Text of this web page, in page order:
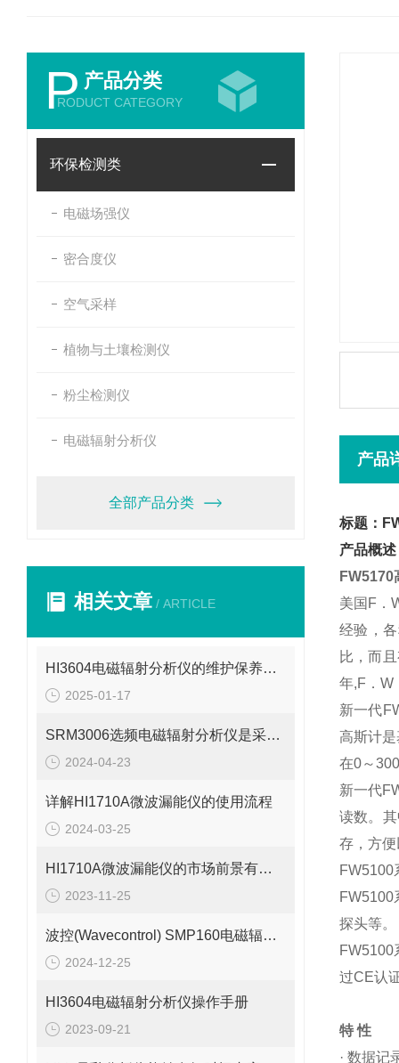
P 产品分类
RODUCT CATEGORY
环保检测类
电磁场强仪
密合度仪
空气采样
植物与土壤检测仪
粉尘检测仪
电磁辐射分析仪
全部产品分类
相关文章 / ARTICLE
HI3604电磁辐射分析仪的维护保养需要从多个方面入手
2025-01-17
SRM3006选频电磁辐射分析仪是采用选频技术设计的
2024-04-23
详解HI1710A微波漏能仪的使用流程
2024-03-25
HI1710A微波漏能仪的市场前景有望改善
2023-11-25
波控(Wavecontrol) SMP160电磁辐射分析仪
2024-12-25
HI3604电磁辐射分析仪操作手册
2023-09-21
产品
标题：
产品概述
FW5170
美国F．
经验，
比，而
年,F．W
新一代
高斯计
在0～
新一代
读数。
存，方
FW5100
探头等。
过CE认
特 性
· 数据记